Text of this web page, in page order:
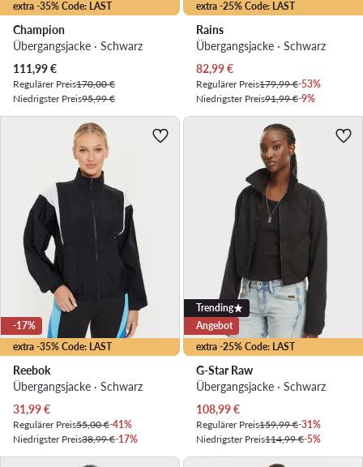
extra -35% Code: LAST
Champion
Übergangsjacke · Schwarz
Aktueller Preis
111,99€
Regulärer Preis170,00 €
Niedrigster Preis95,99 €
extra -25% Code: LAST
Rains
Übergangsjacke · Schwarz
Aktueller Preis
82,99€
Regulärer Preis179,99 €-53%
Niedrigster Preis91,99 €-9%
extra -35% Code: LAST
-17%
Reebok
Übergangsjacke · Schwarz
Aktueller Preis
31,99€
Regulärer Preis55,00 €-41%
Niedrigster Preis38,99 €-17%
extra -25% Code: LAST
Trending
Angebot
G-Star Raw
Übergangsjacke · Schwarz
Aktueller Preis
108,99€
Regulärer Preis159,99 €-31%
Niedrigster Preis114,99 €-5%